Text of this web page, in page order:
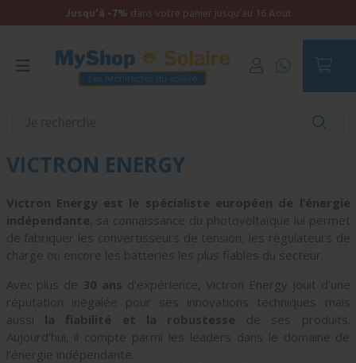
Jusqu'à -7% dans votre panier jusqu'au 16 Aout
VICTRON ENERGY
Victron Energy est le spécialiste européen de l’énergie
indépendante , sa connaissance du photovoltaïque lui permet
de fabriquer les convertisseurs de tension, les régulateurs de
charge ou encore les batteries les plus fiables du secteur.
Avec plus de 30 ans d'expérience, Victron Energy jouit d'une
réputation inégalée pour ses innovations techniques mais
aussi la fiabilité et la robustesse de ses produits.
Aujourd’hui, il compte parmi les leaders dans le domaine de
l'énergie indépendante.